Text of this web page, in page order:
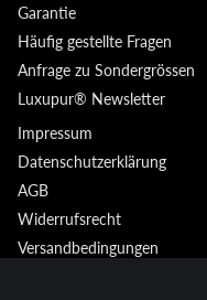
Garantie
Häufig gestellte Fragen
Anfrage zu Sondergrössen
Luxupur® Newsletter
Impressum
Datenschutzerklärung
AGB
Widerrufsrecht
Versandbedingungen